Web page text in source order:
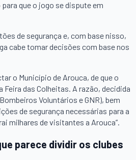
que o jogo se dispute em
de segurança e, com base nisso,
cabe tomar decisões com base nos
o Município de Arouca, de que o
das Colheitas. A razão, decidida
Voluntários e GNR), bem
de segurança necessárias para a
milhares de visitantes a Arouca”.
parece dividir os clubes